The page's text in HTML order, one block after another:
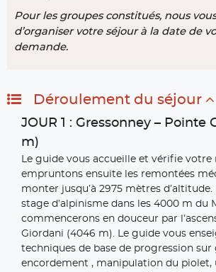
Pour les groupes constitués, nous
d’organiser votre séjour à la date de
demande.
Déroulement du séjour
JOUR 1 : Gressonney – Pointe
m)
Le guide vous accueille et vérifie votre
empruntons ensuite les remontées
monter jusqu’à 2975 mètres
stage d’alpinisme dans les 4000 m du
commencerons en douceur par
Giordani (4046 m). Le guide vous
techniques de base de progression sur
encordement , manipulation du piolet,